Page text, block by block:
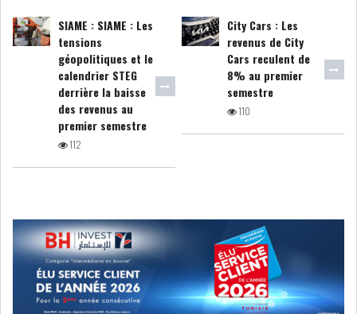
L’ATB RENFORCE SON
ENGAGEMENT AUPRÈS DES...
OFFICE PLAST : UNE LEVÉE DE
FONDS AU SER...
ENNAKL LÈVE 60 MD SUR LE
MARCHÉ OBLIGATA...
SIAME : SIAME : Les
tensions
géopolitiques et le
calendrier STEG
derrière la baisse
des revenus au
premier semestre
112
City Cars : Les
revenus de City
Cars reculent de
8% au premier
semestre
110